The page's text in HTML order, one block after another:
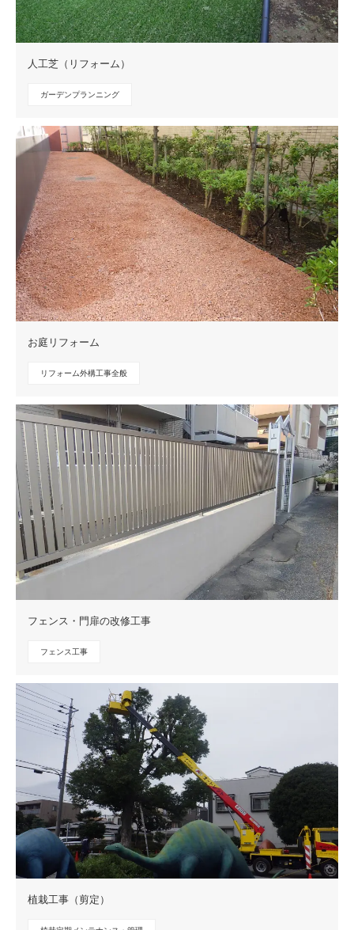
人工芝（リフォーム）
ガーデンプランニング
お庭リフォーム
リフォーム外構工事全般
フェンス・門扉の改修工事
フェンス工事
植栽工事（剪定）